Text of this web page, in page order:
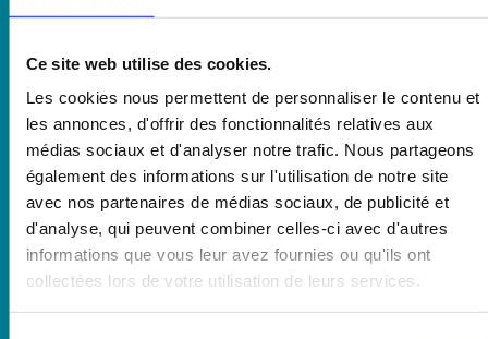
Ce site web utilise des cookies.
Les cookies nous permettent de personnaliser le contenu et
les annonces, d'offrir des fonctionnalités relatives aux
médias sociaux et d'analyser notre trafic. Nous partageons
également des informations sur l'utilisation de notre site
avec nos partenaires de médias sociaux, de publicité et
d'analyse, qui peuvent combiner celles-ci avec d'autres
informations que vous leur avez fournies ou qu'ils ont
collectées lors de votre utilisation de leurs services.
Appels à candidature
Avis marchés dématérialisés
Avis attribution occupations dominales
Tarifs de port
ORGANISATION DU PORT